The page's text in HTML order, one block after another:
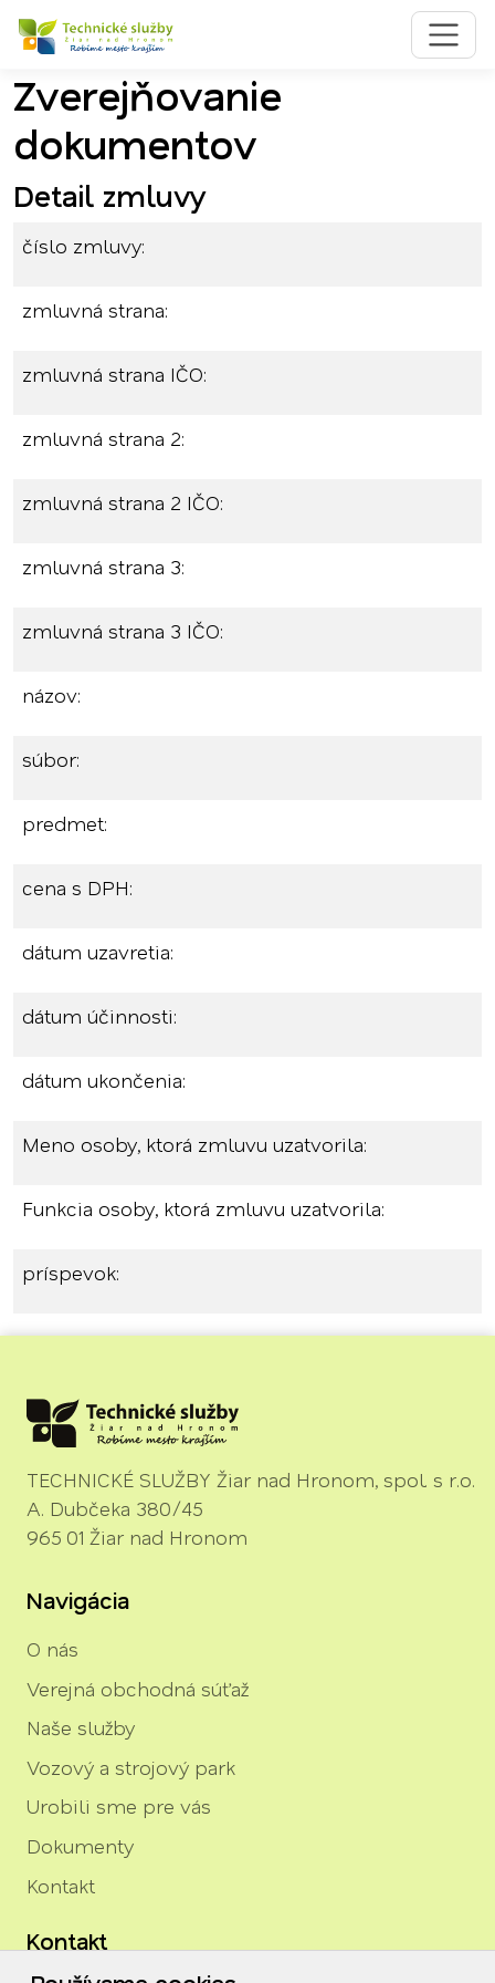
Preskočiť na obsah
Preskočiť na hlavné menu
Zverejňovanie
dokumentov
Detail zmluvy
číslo zmluvy:
zmluvná strana:
zmluvná strana IČO:
zmluvná strana 2:
zmluvná strana 2 IČO:
zmluvná strana 3:
zmluvná strana 3 IČO:
názov:
súbor:
predmet:
cena s DPH:
dátum uzavretia:
dátum účinnosti:
dátum ukončenia:
Meno osoby, ktorá zmluvu uzatvorila:
Funkcia osoby, ktorá zmluvu uzatvorila:
príspevok:
TECHNICKÉ SLUŽBY Žiar nad Hronom, spol. s r.o.
A. Dubčeka 380/45
965 01 Žiar nad Hronom
Navigácia
O nás
Verejná obchodná súťaž
Naše služby
Vozový a strojový park
Urobili sme pre vás
Dokumenty
Kontakt
Kontakt